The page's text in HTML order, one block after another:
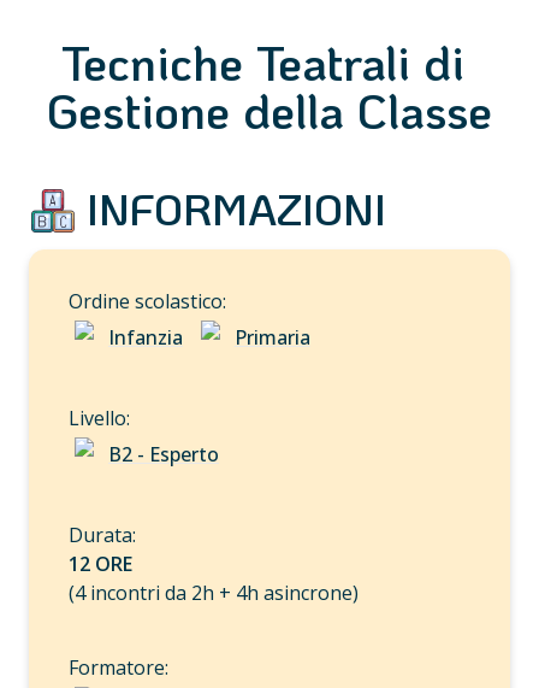
Tecniche Teatrali di
Gestione della Classe
INFORMAZIONI
Infanzia
Primaria
B2 - Esperto
12 ORE
(4 incontri da 2h + 4h asincrone)